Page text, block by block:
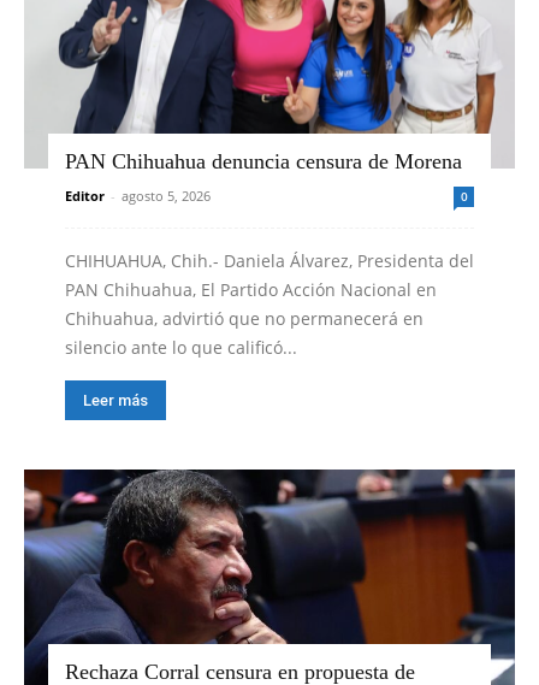
PAN Chihuahua denuncia censura de Morena
Editor - agosto 5, 2026 0
CHIHUAHUA, Chih.- Daniela Álvarez, Presidenta del
PAN Chihuahua, El Partido Acción Nacional en
Chihuahua, advirtió que no permanecerá en
silencio ante lo que calificó...
Leer más
Rechaza Corral censura en propuesta de